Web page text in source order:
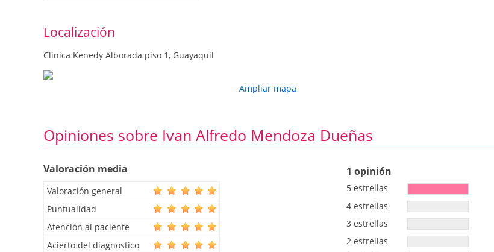
Localización
Clinica Kenedy Alborada piso 1, Guayaquil
Ampliar mapa
Opiniones sobre Ivan Alfredo Mendoza Dueñas
Valoración media
Valoración general
Puntualidad
Atención al paciente
Acierto del diagnostico
1 opinión
5 estrellas
4 estrellas
3 estrellas
2 estrellas